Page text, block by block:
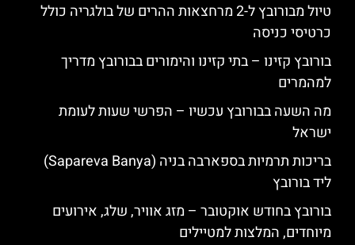
טיול מבורובץ ל-2 מרחצאות ההרים של בולגריה כולל
כרטיסי כניסה
בורובץ קזינו – בתי קזינו והימורים בבורובץ מדריך
למהמרים
מה השעה בבורובץ עכשיו – הפרשי שעות לעומת
ישראל
בריכות תרמיות בספארבה בניה (Sapareva Banya)
ליד בורובץ
בורובץ בחודש אוקטובר – מזג אוויר, שלג, אירועים
מיוחדים, המלצות למטיילים